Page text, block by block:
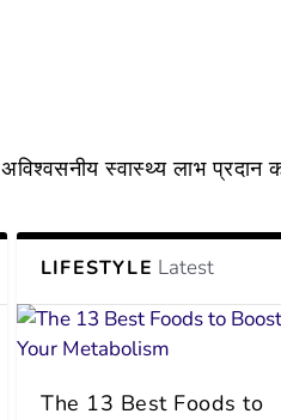
स्वास्थ्य लाभ
LIFESTYLE Latest
The 13 Best Foods to